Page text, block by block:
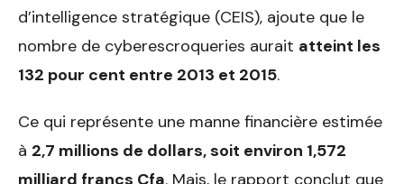
d’intelligence stratégique (CEIS), ajoute que le
nombre de cyberescroqueries aurait atteint les
132 pour cent entre 2013 et 2015.
Ce qui représente une manne financière estimée
à 2,7 millions de dollars, soit environ 1,572
milliard francs Cfa. Mais, le rapport conclut que